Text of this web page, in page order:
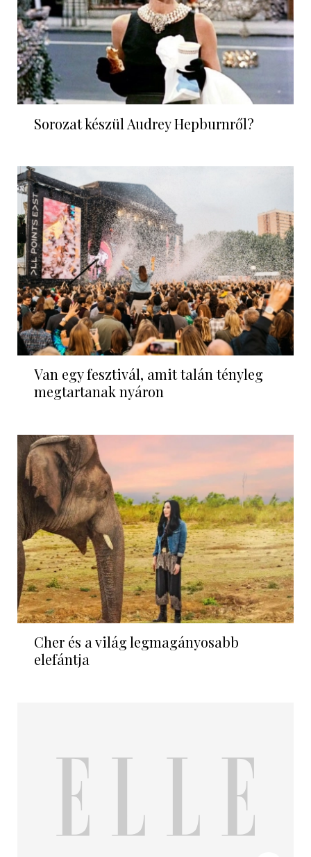
Sorozat készül Audrey Hepburnről?
Van egy fesztivál, amit talán tényleg
megtartanak nyáron
Cher és a világ legmagányosabb
elefántja